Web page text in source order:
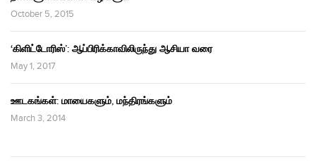
October 5, 2015
‘கிளிட்டோரிஸ்’: ஆப்பிரிக்காவிலிருந்து ஆசியா வரை
May 1, 2017
ஊடகங்கள்: மாயைகளும், மந்திரங்களும்
March 3, 2014